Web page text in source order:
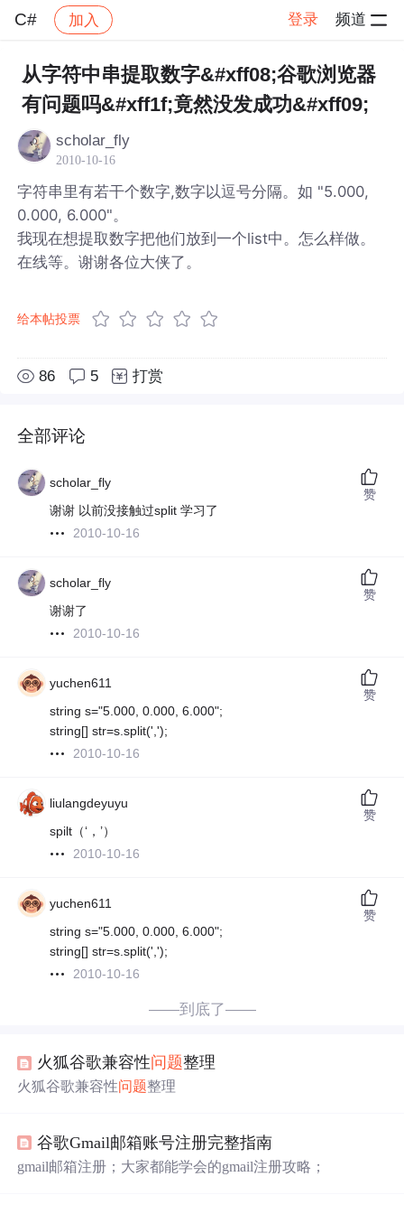
C# 加入 登录 频道
社区 C# 帖子详情
从字符中串提取数字&#xff08;谷歌浏览器
有问题吗&#xff1f;竟然没发成功&#xff09;
scholar_fly
2010-10-16
字符串里有若干个数字,数字以逗号分隔。如 "5.000,
0.000, 6.000"。
我现在想提取数字把他们放到一个list中。怎么样做。
在线等。谢谢各位大侠了。
给本帖投票
86 5 打赏
全部评论
scholar_fly
谢谢 以前没接触过split 学习了
2010-10-16
赞
scholar_fly
谢谢了
2010-10-16
赞
yuchen611
string s="5.000, 0.000, 6.000";
string[] str=s.split(',');
2010-10-16
赞
liulangdeyuyu
spilt（‘，’）
2010-10-16
赞
yuchen611
string s="5.000, 0.000, 6.000";
string[] str=s.split(',');
2010-10-16
赞
——到底了——
火狐谷歌兼容性问题整理
火狐谷歌兼容性问题整理
谷歌Gmail邮箱账号注册完整指南
gmail邮箱注册；大家都能学会的gmail注册攻略；